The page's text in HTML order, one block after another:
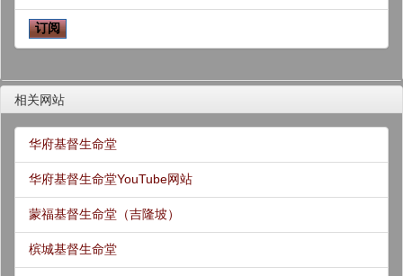
相关网站
华府基督生命堂
华府基督生命堂YouTube网站
蒙福基督生命堂（吉隆坡）
槟城基督生命堂